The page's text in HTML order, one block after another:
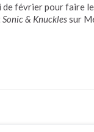
février pour faire
Sonic & Knucklessur